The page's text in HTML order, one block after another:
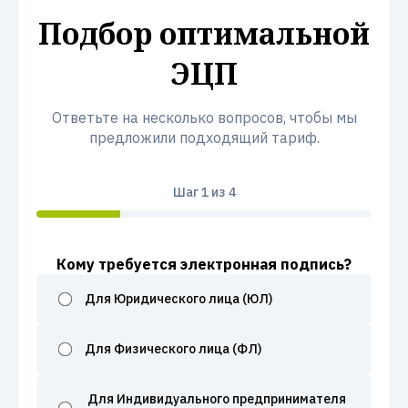
Подбор оптимальной
ЭЦП
Ответьте на несколько вопросов, чтобы мы
предложили подходящий тариф.
Шаг1из 4
Кому требуется электронная подпись?
Для Юридического лица (ЮЛ)
Для Физического лица (ФЛ)
Для Индивидуального предпринимателя